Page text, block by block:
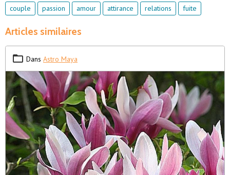
couple passion amour attirance relations fuite
Articles similaires
Dans Astro Maya